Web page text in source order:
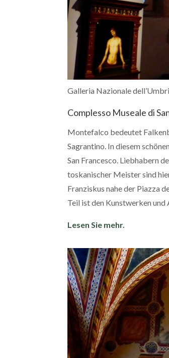
Galleria Nazionale
Complesso Museale di
Montefalco bedeutet
Sagrantino. In diesem
San Francesco. Liebhabern
toskanischer Meister sind
Franziskus nahe der Piazza
Teil ist den Kunstwerken
Lesen Sie mehr.